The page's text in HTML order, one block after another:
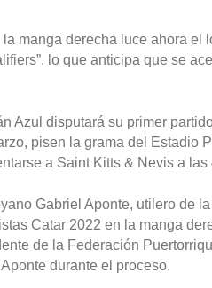
manga derecha luce ahora el
lo que anticipa que se
Azul disputará su primer
pisen la grama del Estadio
a Saint Kitts & Nevis a las
Gabriel Aponte, utilero de
Catar 2022 en la manga
de la Federación
durante el proceso.